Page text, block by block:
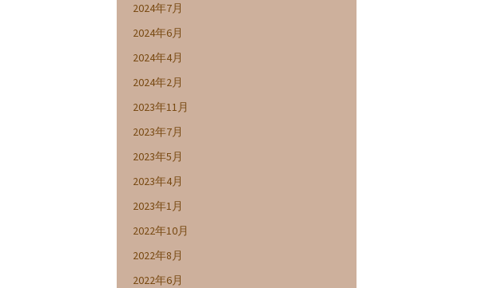
2024年7月
2024年6月
2024年4月
2024年2月
2023年11月
2023年7月
2023年5月
2023年4月
2023年1月
2022年10月
2022年8月
2022年6月